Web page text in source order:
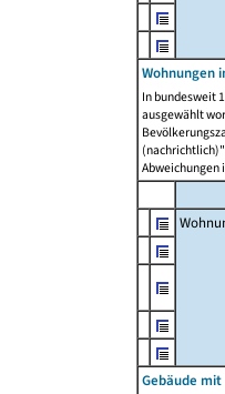
Wohnungen
In bundesweit
ausgewählt
Abweichungen
Gebäude